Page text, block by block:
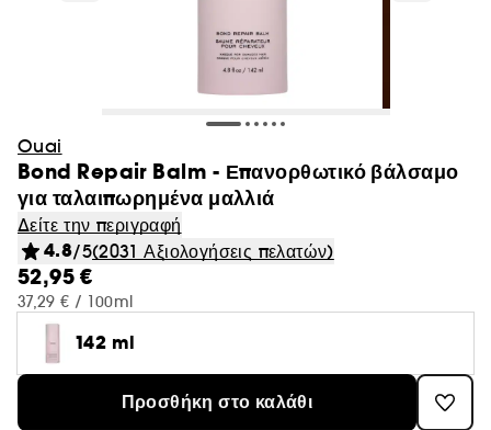
Ouai
Bond Repair Balm - Επανορθωτικό βάλσαμο
για ταλαιπωρημένα μαλλιά
Δείτε την περιγραφή
4.8/5(2031 Αξιολογήσεις πελατών)
52,95 €
37,29 € / 100ml
142 ml
Προσθήκη στο καλάθι